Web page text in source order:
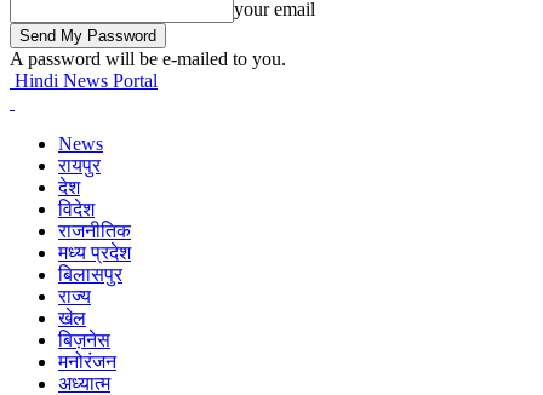
your email
A password will be e-mailed to you.
Hindi News Portal
News
रायपुर
देश
विदेश
राजनीतिक
मध्य प्रदेश
बिलासपुर
राज्य
खेल
बिज़नेस
मनोरंजन
अध्यात्म